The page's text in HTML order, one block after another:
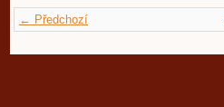
← Předchozí